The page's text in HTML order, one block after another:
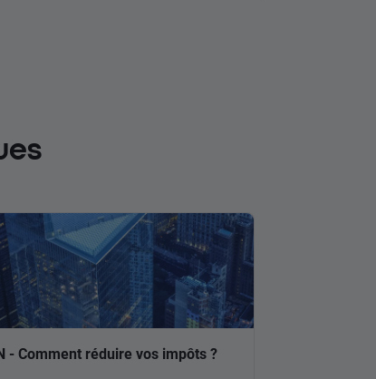
- Comment réduire vos impôts ?